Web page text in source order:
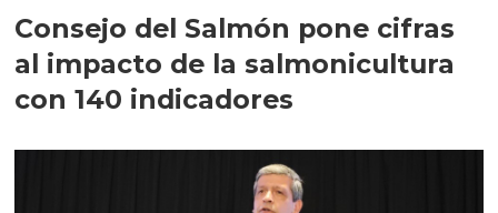
Consejo del Salmón pone cifras
al impacto de la salmonicultura
con 140 indicadores